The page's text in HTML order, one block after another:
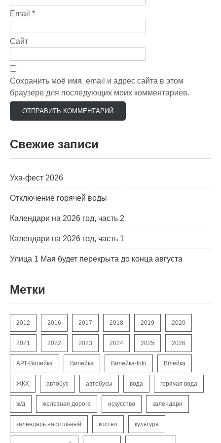
Email *
Сайт
Сохранить моё имя, email и адрес сайта в этом
браузере для последующих моих комментариев.
Свежие записи
Уха-фест 2026
Отключение горячей воды
Календари на 2026 год, часть 2
Календари на 2026 год, часть 1
Улица 1 Мая будет перекрыта до конца августа
Метки
2012 2016 2017 2018 2019 2020
2021 2022 2023 2024 2025 2026
АРТ-Вилейка Вилейка Вилейка-Info Вілейка
ЖКХ автобус автобусы вода горячая вода
ж/д железная дорога искусство календари
календарь настольный костел культура